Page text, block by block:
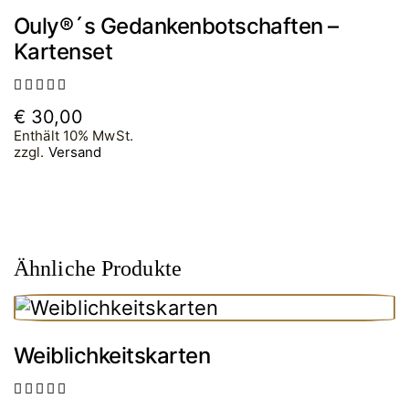
Ouly®´s Gedankenbotschaften –
Kartenset
mit
5.00
von 5
€ 30,00
Enthält 10% MwSt.
zzgl. Versand
Ähnliche Produkte
Weiblichkeitskarten